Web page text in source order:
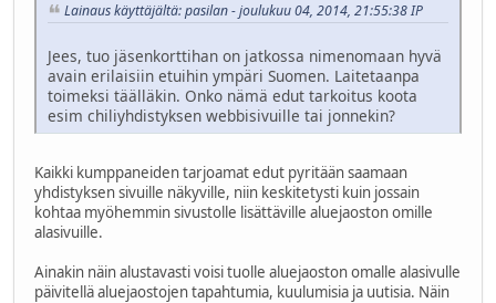
Lainaus käyttäjältä: pasilan - joulukuu 04, 2014, 21:55:38 IP
Jees, tuo jäsenkorttihan on jatkossa nimenomaan hyvä
avain erilaisiin etuihin ympäri Suomen. Laitetaanpa
toimeksi täälläkin. Onko nämä edut tarkoitus koota
esim chiliyhdistyksen webbisivuille tai jonnekin?
Kaikki kumppaneiden tarjoamat edut pyritään saamaan
yhdistyksen sivuille näkyville, niin keskitetysti kuin jossain
kohtaa myöhemmin sivustolle lisättäville aluejaoston omille
alasivuille.
Ainakin näin alustavasti voisi tuolle aluejaoston omalle alasivulle
päivitellä aluejaostojen tapahtumia, kuulumisia ja uutisia. Näin